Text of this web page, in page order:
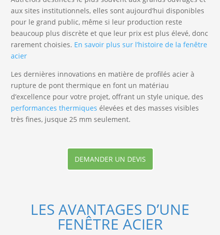
aux sites institutionnels, elles sont aujourd’hui disponibles
pour le grand public, même si leur production reste
beaucoup plus discrète et que leur prix est plus élevé, donc
rarement choisies. En savoir plus sur l’histoire de la fenêtre
acier
Les dernières innovations en matière de profilés acier à
rupture de pont thermique en font un matériau
d’excellence pour votre projet, offrant un style unique, des
performances thermiques élevées et des masses visibles
très fines, jusque 25 mm seulement.
DEMANDER UN DEVIS
LES AVANTAGES D’UNE
FENÊTRE ACIER